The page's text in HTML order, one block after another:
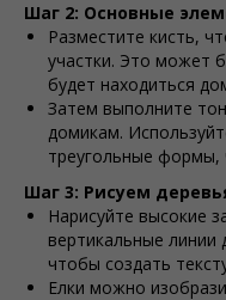
Шаг 2: Основные
Разместите кисть,
участки. Это может
будет находиться
Затем выполните
домикам.
треугольные формы,
Шаг 3: Рисуем
Нарисуйте высокие
вертикальные линии
чтобы создать
Елки можно